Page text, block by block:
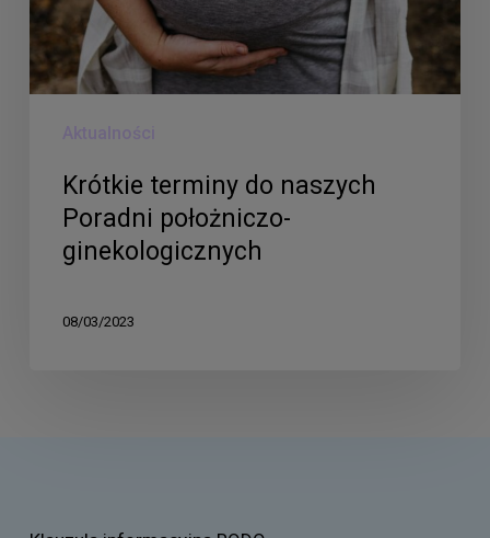
ginekologicznych
Krótkie terminy do naszych
Poradni położniczo-
ginekologicznych
08/03/2023